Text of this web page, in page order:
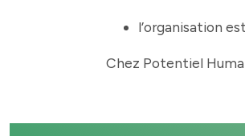
l’organisation
Chez Potentiel